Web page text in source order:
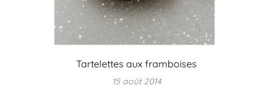
Tartelettes aux framboises
15 août 2014